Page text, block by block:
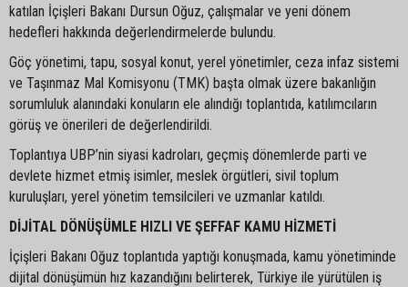
katılan İçişleri Bakanı Dursun Oğuz, çalışmalar ve yeni dönem
hedefleri hakkında değerlendirmelerde bulundu.
Göç yönetimi, tapu, sosyal konut, yerel yönetimler, ceza infaz sistemi
ve Taşınmaz Mal Komisyonu (TMK) başta olmak üzere bakanlığın
sorumluluk alanındaki konuların ele alındığı toplantıda, katılımcıların
görüş ve önerileri de değerlendirildi.
Toplantıya UBP’nin siyasi kadroları, geçmiş dönemlerde parti ve
devlete hizmet etmiş isimler, meslek örgütleri, sivil toplum
kuruluşları, yerel yönetim temsilcileri ve uzmanlar katıldı.
DİJİTAL DÖNÜŞÜMLE HIZLI VE ŞEFFAF KAMU HİZMETİ
İçişleri Bakanı Oğuz toplantıda yaptığı konuşmada, kamu yönetiminde
dijital dönüşümün hız kazandığını belirterek, Türkiye ile yürütülen iş